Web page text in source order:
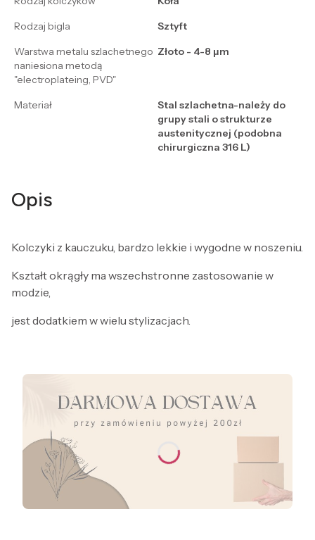
Rodzaj bigla
Sztyft
Warstwa metalu szlachetnego
naniesiona metodą
"electroplateing, PVD"
Złoto - 4-8 μm
Materiał
Stal szlachetna-należy do
grupy stali o strukturze
austenitycznej (podobna
chirurgiczna 316 L)
Opis
Kolczyki z kauczuku, bardzo lekkie i wygodne w noszeniu.
Kształt okrągły ma wszechstronne zastosowanie w
modzie,
jest dodatkiem w wielu stylizacjach.